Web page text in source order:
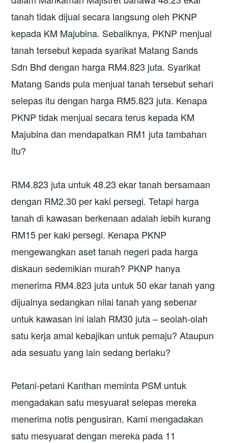
tanah tidak dijual secara langsung oleh PKNP
kepada KM Majubina. Sebaliknya, PKNP menjual
tanah tersebut kepada syarikat Matang Sands
Sdn Bhd dengan harga RM4.823 juta. Syarikat
Matang Sands pula menjual tanah tersebut sehari
selepas itu dengan harga RM5.823 juta. Kenapa
PKNP tidak menjual secara terus kepada KM
Majubina dan mendapatkan RM1 juta tambahan
itu?
RM4.823 juta untuk 48.23 ekar tanah bersamaan
dengan RM2.30 per kaki persegi. Tetapi harga
tanah di kawasan berkenaan adalah lebih kurang
RM15 per kaki persegi. Kenapa PKNP
mengewangkan aset tanah negeri pada harga
diskaun sedemikian murah? PKNP hanya
menerima RM4.823 juta untuk 50 ekar tanah yang
dijualnya sedangkan nilai tanah yang sebenar
untuk kawasan ini ialah RM30 juta – seolah-olah
satu kerja amal kebajikan untuk pemaju? Ataupun
ada sesuatu yang lain sedang berlaku?
Petani-petani Kanthan meminta PSM untuk
mengadakan satu mesyuarat selepas mereka
menerima notis pengusiran. Kami mengadakan
satu mesyuarat dengan mereka pada 11